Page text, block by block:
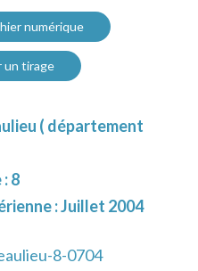
numérique
un tirage
( département
8
: Juillet 2004
8-0704